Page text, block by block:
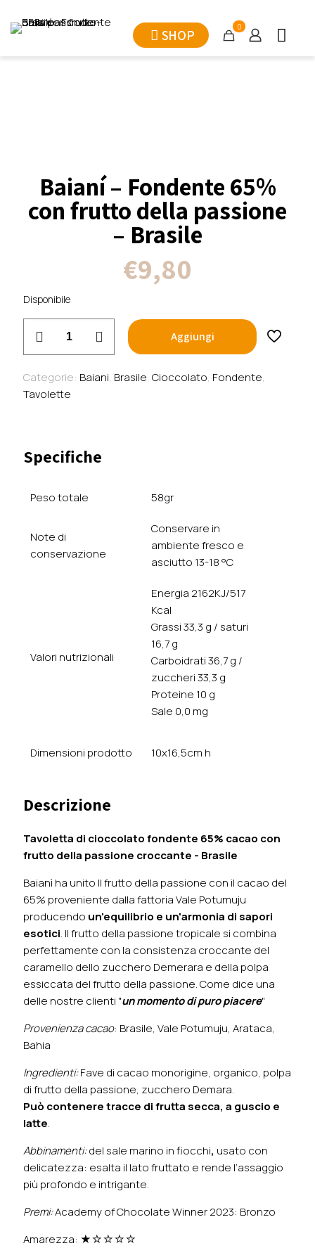
SHOP
0
Baianí – Fondente 65%
con frutto della passione
– Brasile
€9,80
Disponibile
Fondente
65%
con
-
quantità
Aggiungi
Categorie: Baiani, Brasile, Cioccolato, Fondente,
Tavolette
Specifiche
Peso totale 58gr
Note di
conservazione
Conservare in
ambiente fresco e
asciutto 13-18 °C
Valori nutrizionali
Energia 2162KJ/517
Kcal
Grassi 33,3 g / saturi
16,7 g
Carboidrati 36,7 g /
zuccheri 33,3 g
Proteine 10 g
Sale 0,0 mg
Dimensioni prodotto 10x16,5cm h
Descrizione
Tavoletta di cioccolato fondente 65% cacao con
frutto della passione croccante - Brasile
Baianì ha unito Il frutto della passione con il cacao del
65% proveniente dalla fattoria Vale Potumuju
producendo un'equilibrio e un'armonia di sapori
esotici. Il frutto della passione tropicale si combina
perfettamente con la consistenza croccante del
caramello dello zucchero Demerara e della polpa
essiccata del frutto della passione. Come dice una
delle nostre clienti "un momento di puro piacere"
Provenienza cacao: Brasile, Vale Potumuju, Arataca,
Bahia
Ingredienti:Fave di cacao monorigine, organico, polpa
di frutto della passione, zucchero Demara.
Può contenere tracce di frutta secca, a guscio e
latte.
Abbinamenti:del sale marino in fiocchi, usato con
delicatezza: esalta il lato fruttato e rende l’assaggio
più profondo e intrigante.
Premi:Academy of Chocolate Winner 2023: Bronzo
Amarezza: ★☆☆☆☆